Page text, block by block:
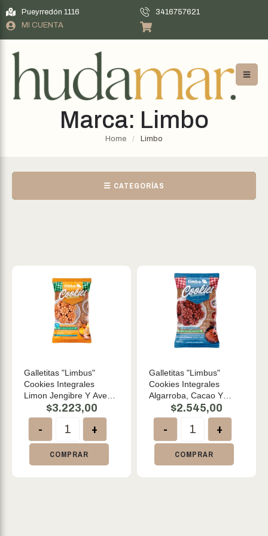
Pueyrredón 1116
3416757621
MI CUENTA
Marca: Limbo
Home / Limbo
☰ CATEGORÍAS
Galletitas "Limbus"
Cookies Integrales
Limon Jengibre Y Avena
X 150grs
$3.223,00
- +
COMPRAR
Galletitas "Limbus"
Cookies Integrales
Algarroba, Cacao Y
Coco X 160g
$2.545,00
- +
COMPRAR